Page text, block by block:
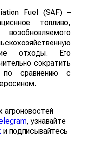
Fuel (SAF) –
топливо,
отходы. Его
сократить
по сравнению с
, узнавайте
и подписывайтесь